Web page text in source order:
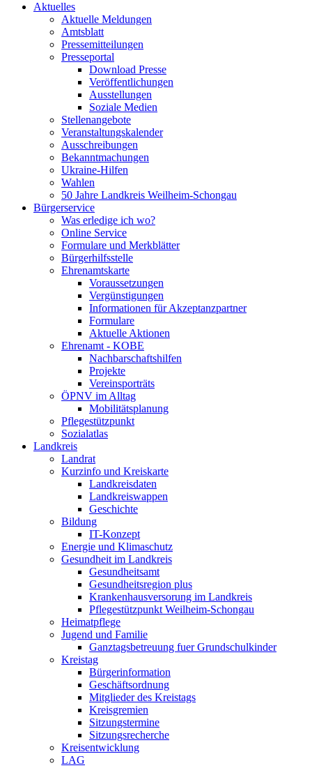
Aktuelles
Aktuelle Meldungen
Amtsblatt
Pressemitteilungen
Presseportal
Download Presse
Veröffentlichungen
Ausstellungen
Soziale Medien
Stellenangebote
Veranstaltungskalender
Ausschreibungen
Bekanntmachungen
Ukraine-Hilfen
Wahlen
50 Jahre Landkreis Weilheim-Schongau
Bürgerservice
Was erledige ich wo?
Online Service
Formulare und Merkblätter
Bürgerhilfsstelle
Ehrenamtskarte
Voraussetzungen
Vergünstigungen
Informationen für Akzeptanzpartner
Formulare
Aktuelle Aktionen
Ehrenamt - KOBE
Nachbarschaftshilfen
Projekte
Vereinsporträts
ÖPNV im Alltag
Mobilitätsplanung
Pflegestützpunkt
Sozialatlas
Landkreis
Landrat
Kurzinfo und Kreiskarte
Landkreisdaten
Landkreiswappen
Geschichte
Bildung
IT-Konzept
Energie und Klimaschutz
Gesundheit im Landkreis
Gesundheitsamt
Gesundheitsregion plus
Krankenhausversorung im Landkreis
Pflegestützpunkt Weilheim-Schongau
Heimatpflege
Jugend und Familie
Ganztagsbetreuung fuer Grundschulkinder
Kreistag
Bürgerinformation
Geschäftsordnung
Mitglieder des Kreistags
Kreisgremien
Sitzungstermine
Sitzungsrecherche
Kreisentwicklung
LAG